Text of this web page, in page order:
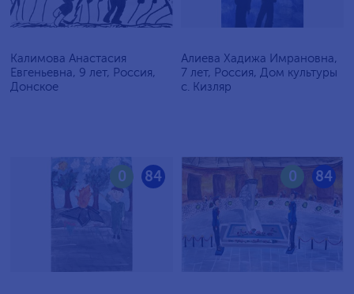
Калимова Анастасия
Евгеньевна, 9 лет, Россия,
Донское
Алиева Хадижа Имрановна,
7 лет, Россия, Дом культуры
с. Кизляр
84
0 84
0